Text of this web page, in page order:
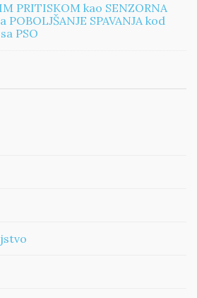
PRITISKOM kao SENZORNA
POBOLJŠANJE SPAVANJA kod
PSO